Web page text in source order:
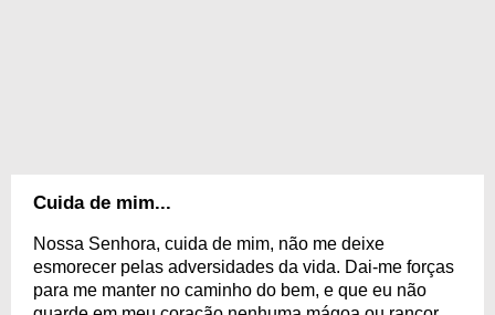
Cuida de mim...
Nossa Senhora, cuida de mim, não me deixe
esmorecer pelas adversidades da vida. Dai-me forças
para me manter no caminho do bem, e que eu não